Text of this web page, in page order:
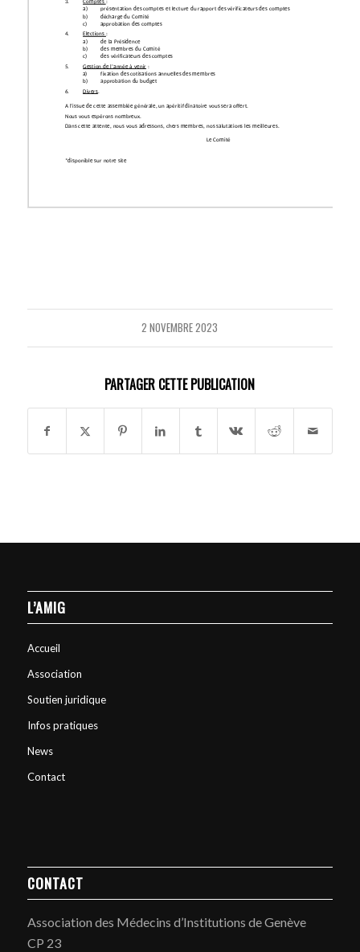
2 NOVEMBRE 2023
PARTAGER CETTE PUBLICATION
L’AMIG
Accueil
Association
Soutien juridique
Infos pratiques
News
Contact
CONTACT
Association des Médecins d’Institutions de Genève
CP 23